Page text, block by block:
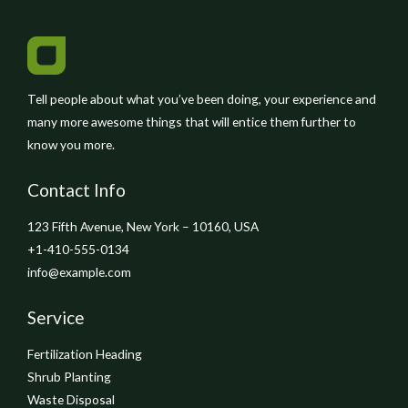
Tell people about what you’ve been doing, your experience and
many more awesome things that will entice them further to
know you more.
Contact Info
123 Fifth Avenue, New York – 10160, USA
+1-410-555-0134
info@example.com
Service
Fertilization Heading
Shrub Planting
Waste Disposal